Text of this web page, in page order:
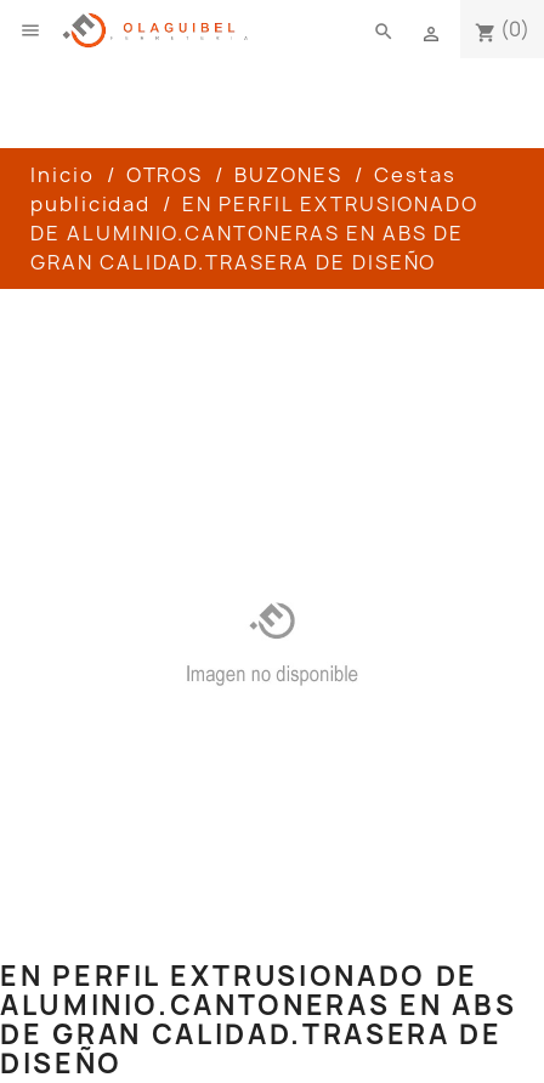
 shopping_cart (0)

search
Inicio OTROS BUZONES
Cestas
publicidad
EN PERFIL EXTRUSIONADO
DE ALUMINIO.CANTONERAS EN ABS DE
GRAN CALIDAD.TRASERA DE DISEÑO
EN PERFIL EXTRUSIONADO DE
ALUMINIO.CANTONERAS EN ABS
DE GRAN CALIDAD.TRASERA DE
DISEÑO